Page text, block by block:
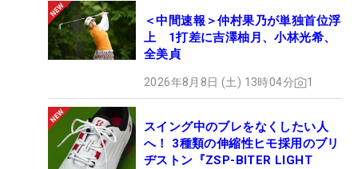
＜中間速報＞仲村果乃が単独首位浮
上 1打差に吉澤柚月、小林光希、
全美貞
2026年8月8日 (土) 13時04分 1
スイング中のブレをなくしたい人
へ！ 3種類の伸縮性ヒモ採用のブリ
ヂストン『ZSP-BITER LIGHT